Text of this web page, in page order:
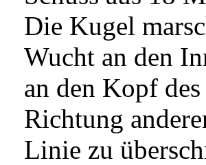
Die Kugel
Wucht an den
an den Kopf
Richtung
Linie zu